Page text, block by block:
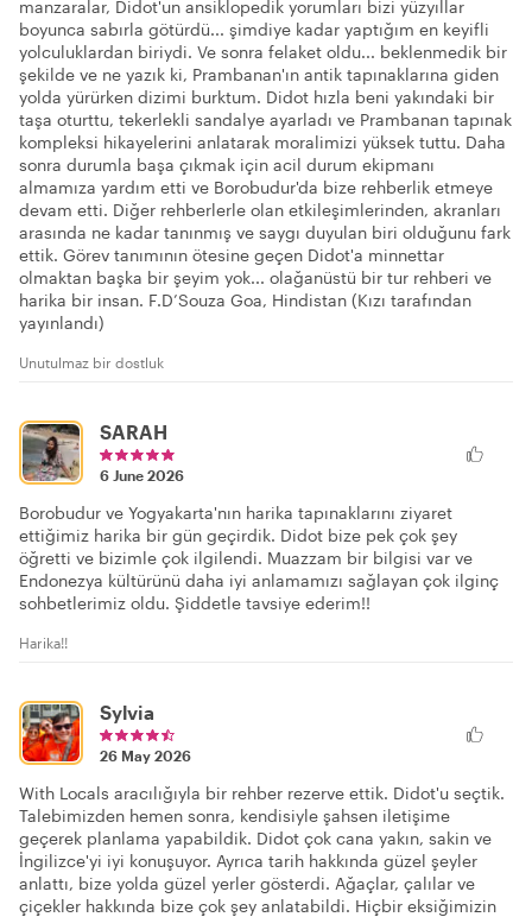
manzaralar, Didot'un ansiklopedik yorumları bizi yüzyıllar
boyunca sabırla götürdü... şimdiye kadar yaptığım en keyifli
yolculuklardan biriydi. Ve sonra felaket oldu... beklenmedik bir
şekilde ve ne yazık ki, Prambanan'ın antik tapınaklarına giden
yolda yürürken dizimi burktum. Didot hızla beni yakındaki bir
taşa oturttu, tekerlekli sandalye ayarladı ve Prambanan tapınak
kompleksi hikayelerini anlatarak moralimizi yüksek tuttu. Daha
sonra durumla başa çıkmak için acil durum ekipmanı
almamıza yardım etti ve Borobudur'da bize rehberlik etmeye
devam etti. Diğer rehberlerle olan etkileşimlerinden, akranları
arasında ne kadar tanınmış ve saygı duyulan biri olduğunu fark
ettik. Görev tanımının ötesine geçen Didot'a minnettar
olmaktan başka bir şeyim yok... olağanüstü bir tur rehberi ve
harika bir insan. F.D’Souza Goa, Hindistan (Kızı tarafından
yayınlandı)
Unutulmaz bir dostluk
SARAH
6 June 2026
Borobudur ve Yogyakarta'nın harika tapınaklarını ziyaret
ettiğimiz harika bir gün geçirdik. Didot bize pek çok şey
öğretti ve bizimle çok ilgilendi. Muazzam bir bilgisi var ve
Endonezya kültürünü daha iyi anlamamızı sağlayan çok ilginç
sohbetlerimiz oldu. Şiddetle tavsiye ederim!!
Harika!!
Sylvia
26 May 2026
With Locals aracılığıyla bir rehber rezerve ettik. Didot'u seçtik.
Talebimizden hemen sonra, kendisiyle şahsen iletişime
geçerek planlama yapabildik. Didot çok cana yakın, sakin ve
İngilizce'yi iyi konuşuyor. Ayrıca tarih hakkında güzel şeyler
anlattı, bize yolda güzel yerler gösterdi. Ağaçlar, çalılar ve
çiçekler hakkında bize çok şey anlatabildi. Hiçbir eksiğimizin